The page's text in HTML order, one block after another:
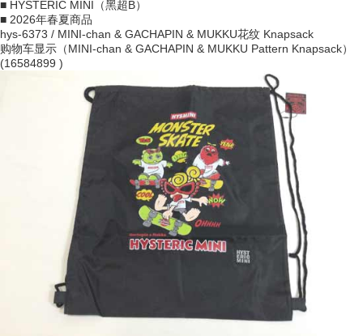
■ HYSTERIC MINI（黑超B）
■ 2026年春夏商品
hys-6373 / MINI-chan & GACHAPIN & MUKKU花纹 Knapsack
购物车显示（MINI-chan & GACHAPIN & MUKKU Pattern Knapsack）
(16584899 )